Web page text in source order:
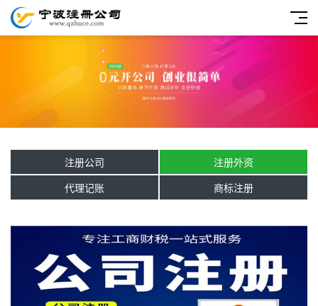
注册公司
注册外资
代理记账
商标注册